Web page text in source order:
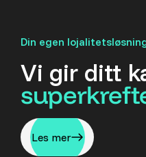
Din egen
Vi gir ditt
Les mer